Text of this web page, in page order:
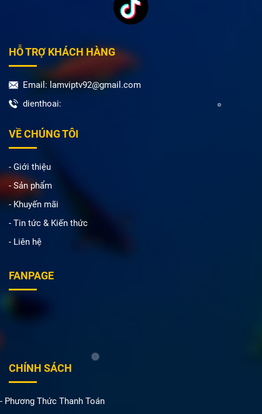
HỖ TRỢ KHÁCH HÀNG
Email: lamviptv92@gmail.com
dienthoai:
VỀ CHÚNG TÔI
- Giới thiệu
- Sản phẩm
- Khuyến mãi
- Tin tức & Kiến thức
- Liên hệ
FANPAGE
CHÍNH SÁCH
- Phương Thức Thanh Toán